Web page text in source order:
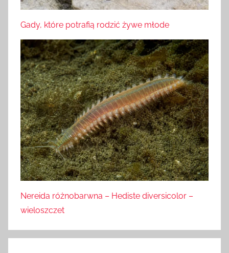
Gady, które potrafią rodzić żywe młode
Nereida różnobarwna – Hediste diversicolor –
wieloszczet